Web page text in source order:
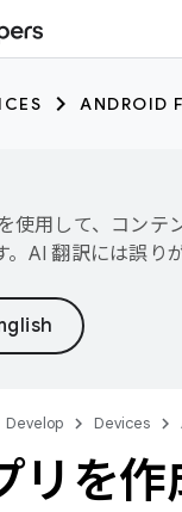
ANDROID
使用して、コンテ
。AI 翻訳には誤り
Develop Devices
リを作